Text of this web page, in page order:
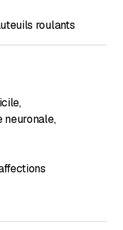
roulants
,
neuronale,